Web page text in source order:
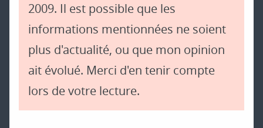
2009. Il est possible que les
informations mentionnées ne soient
plus d'actualité, ou que mon opinion
ait évolué. Merci d'en tenir compte
lors de votre lecture.